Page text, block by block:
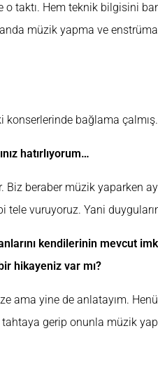
taktı. Hem teknik bilgisini
müzik yapma ve
konserlerinde bağlama çalmış.
hatırlıyorum…
Biz beraber müzik yaparken
tele vuruyoruz. Yani
kendilerinin mevcut
hikayeniz var mı?
ama yine de anlatayım.
gerip onunla müzik